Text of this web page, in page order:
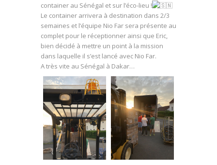
container au Sénégal et sur l’éco-lieu !
Le container arrivera à destination dans 2/3
semaines et l’équipe Nio Far sera présente au
complet pour le réceptionner ainsi que Eric,
bien décidé à mettre un point à la mission
dans laquelle il s’est lancé avec Nio Far.
A très vite au Sénégal à Dakar…